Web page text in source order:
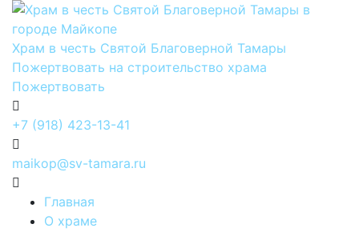
Храм в честь Святой Благоверной Тамары
Пожертвовать на строительство храма
Пожертвовать
+7 (918) 423-13-41
maikop@sv-tamara.ru
Главная
О храме